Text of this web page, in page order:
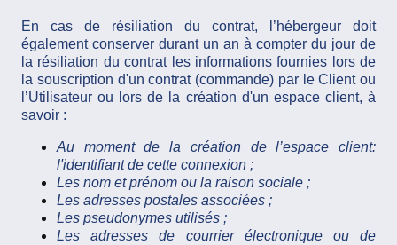
En cas de résiliation du contrat, l’hébergeur doit
également conserver durant un an à compter du jour de
la résiliation du contrat les informations fournies lors de
la souscription d'un contrat (commande) par le Client ou
l’Utilisateur ou lors de la création d'un espace client, à
savoir :
Au moment de la création de l’espace client:
l'identifiant de cette connexion ;
Les nom et prénom ou la raison sociale ;
Les adresses postales associées ;
Les pseudonymes utilisés ;
Les adresses de courrier électronique ou de